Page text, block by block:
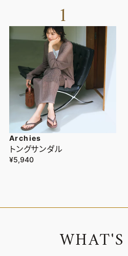
1
Archies
トングサンダル
¥5,940
WHAT'S